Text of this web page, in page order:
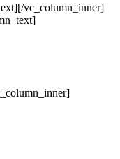
vc_column_inner]